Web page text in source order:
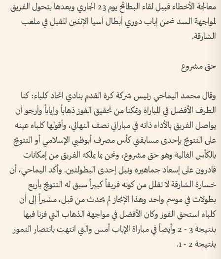
معالجة الأخطاء قبيل لقاء البطائح يوم 23 الجاري وبعدها يتحول الفريق
لمواجهة السد ضمن إياب دوري أبطال آسيا الإثنين المقبل في ملعب
الشارقة.
حق مشروع
وقال محمد اليماحي رئيس شركة كرة القدم بنادي اتحاد كلباء: كنا
الطرف الأفضل في المباراة وتمكنا من تحقيق الفوز ذهاباً وإياباً وأرجو أن
يواصل الفريق بالأداء ذاته في مباراتي نصف النهائي، وأقولها كلباء عينه
على التتويج بإحدى مسابقتي كأس مصرف أبوظبي الإسلامي أو التتويج
بالكأس الغالية وهو حق مشروع، ونحن بما يملكه الفريق من إمكانات
قادرون على إسعاد جماهيره ونيل إحدى البطولتين. وأكد اليماحي، أن
خسارة الشارقة لا تقلل من كونه فريقاً كبيراً سبق له التتويج بأربع
بطولات في موسم واحد وهذا الإنجاز لم يحدث من قبل، مشيراً إلى أن
كلباء استحق الفوز وكان الأفضل في مواجهة الذهاب التي فزنا فيها
بنتيجة 3 - 2 وأيضاً في مباراة الإياب أمس والتي انتهت بانتصار النمور
بنتيجة 2 - 1.